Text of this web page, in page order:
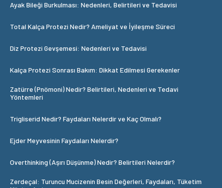
Ayak Bileği Burkulması: Nedenleri, Belirtileri ve Tedavisi
Total Kalça Protezi Nedir? Ameliyat ve İyileşme Süreci
Diz Protezi Gevşemesi: Nedenleri ve Tedavisi
Kalça Protezi Sonrası Bakım: Dikkat Edilmesi Gerekenler
Zatürre (Pnömoni) Nedir? Belirtileri, Nedenleri ve Tedavi
Yöntemleri
Trigliserid Nedir? Faydaları Nelerdir ve Kaç Olmalı?
Ejder Meyvesinin Faydaları Nelerdir?
Overthinking (Aşırı Düşünme) Nedir? Belirtileri Nelerdir?
Zerdeçal: Turuncu Mucizenin Besin Değerleri, Faydaları, Tüketim